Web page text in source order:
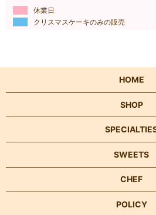
休業日
クリスマスケーキのみの販売
HOME
SHOP
SWEETS
CHEF
POLICY